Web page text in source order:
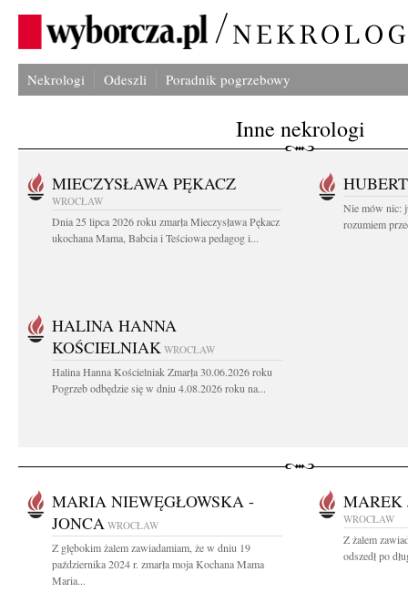
Nekrologi Odeszli Poradnik pogrzebowy
Inne nekrologi
MIECZYSŁAWA PĘKACZ
WROCŁAW
Dnia 25 lipca 2026 roku zmarła Mieczysława Pękacz
ukochana Mama, Babcia i Teściowa pedagog i...
Nie mów nic:
rozumiem
HALINA HANNA
KOŚCIELNIAK WROCŁAW
Halina Hanna Kościelniak Zmarła 30.06.2026 roku
Pogrzeb odbędzie się w dniu 4.08.2026 roku na...
MARIA NIEWĘGŁOWSKA -
JONCA WROCŁAW
Z głębokim żalem zawiadamiam, że w dniu 19
października 2024 r. zmarła moja Kochana Mama
Maria...
MAREK
WROCŁAW
Z żalem
odszedł po